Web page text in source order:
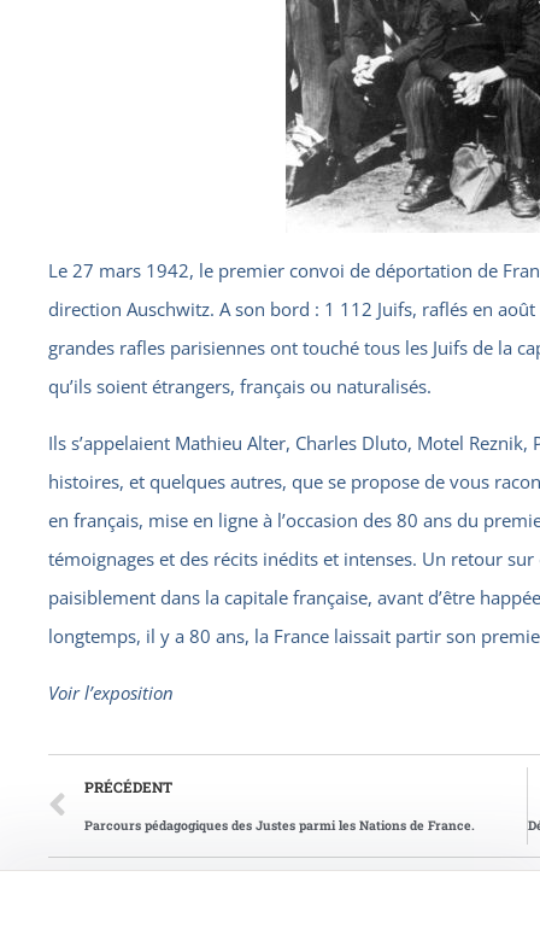
Le 27 mars 1942, le premier convoi de déportation de
direction Auschwitz. A son bord : 1 112 Juifs, raflés en
grandes rafles parisiennes ont touché tous les Juifs de la
qu’ils soient étrangers, français ou naturalisés.
Ils s’appelaient Mathieu Alter, Charles Dluto, Motel
histoires, et quelques autres, que se propose de vous
en français, mise en ligne à l’occasion des 80 ans du
témoignages et des récits inédits et intenses. Un retour
paisiblement dans la capitale française, avant d’être
longtemps, il y a 80 ans, la France laissait partir son
Voir l’exposition
PRÉCÉDENT
Parcours pédagogiques des Justes parmi les Nations de France.